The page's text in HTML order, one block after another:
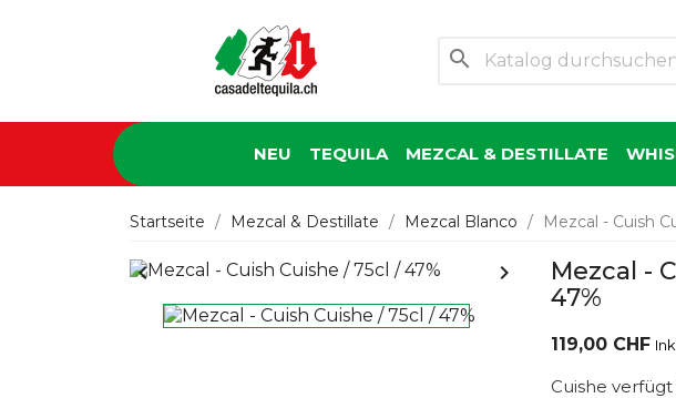
search
NEU TEQUILA MEZCAL & DESTILLATE
Startseite Mezcal & Destillate Mezcal Blanco Mezcal - Cuish
 
Mezcal -
47%
119,00 CHF
Cuishe